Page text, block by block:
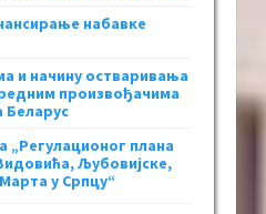
набавке
и начину остваривања
произвођачима
Беларус
„Регулационог плана
Љубовијске,
у Српцу“